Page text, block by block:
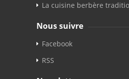
La cuisine berbère
Nous suivre
Facebook
RSS